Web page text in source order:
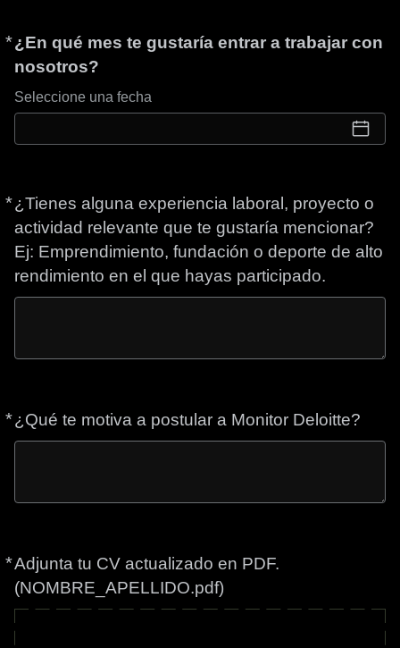
*¿En qué mes te gustaría entrar a trabajar con
nosotros?
Obligatorio
Seleccione una fecha
*¿Tienes alguna experiencia laboral, proyecto o
actividad relevante que te gustaría mencionar?
Ej: Emprendimiento, fundación o deporte de alto
rendimiento en el que hayas participado.
Obligatorio
*¿Qué te motiva a postular a Monitor Deloitte?
Obligatorio
*Adjunta tu CV actualizado en PDF.
(NOMBRE_APELLIDO.pdf)
Obligatorio